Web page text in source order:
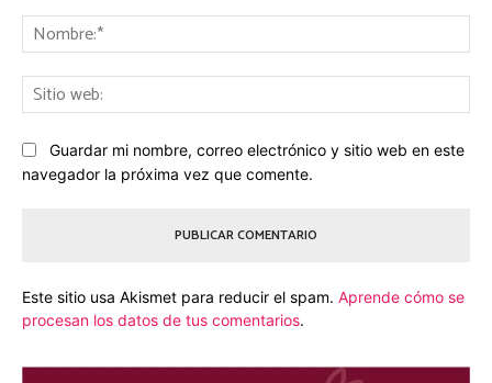
Guardar mi nombre, correo electrónico y sitio web en este
navegador la próxima vez que comente.
Este sitio usa Akismet para reducir el spam. Aprende cómo se
procesan los datos de tus comentarios.